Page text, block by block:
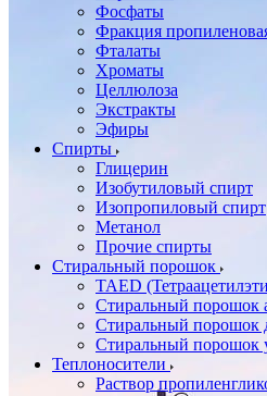
Фосфаты
Фракция
Фталаты
Хроматы
Целлюлоза
Экстракты
Эфиры
Спирты
Глицерин
Изобутиловый спирт
Изопропиловый спирт
Метанол
Прочие спирты
Стиральный порошок
TAED
Стиральный порошок
Стиральный порошок
Стиральный порошок
Теплоносители
Раствор